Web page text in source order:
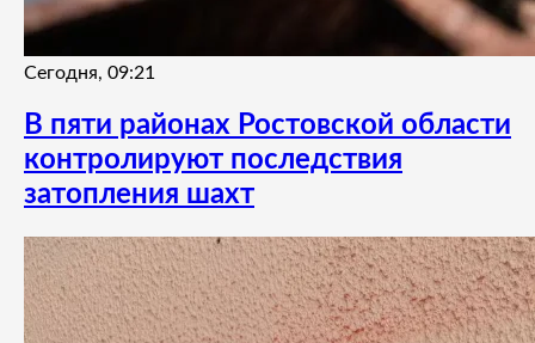
Сегодня, 09:21
В пяти районах Ростовской области
контролируют последствия
затопления шахт